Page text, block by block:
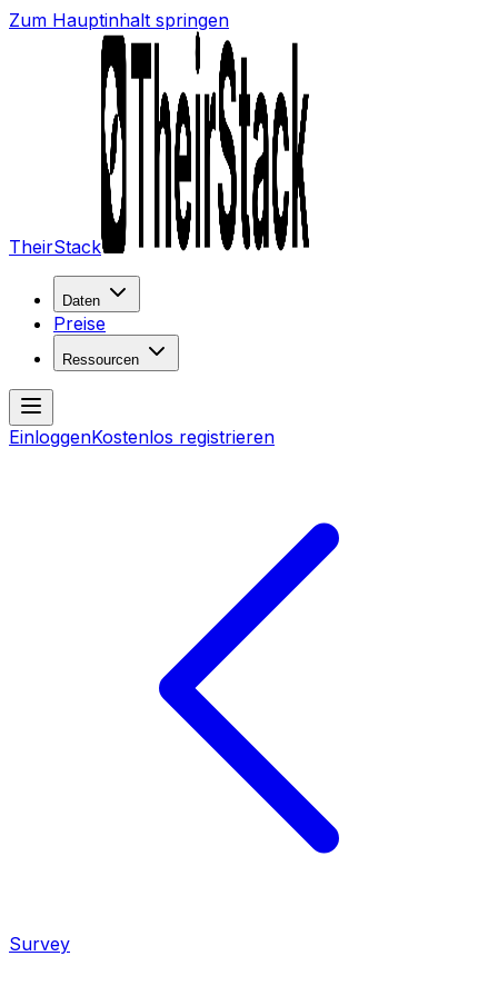
Zum Hauptinhalt springen
TheirStack
Daten
Preise
Ressourcen
EinloggenKostenlos registrieren
Survey